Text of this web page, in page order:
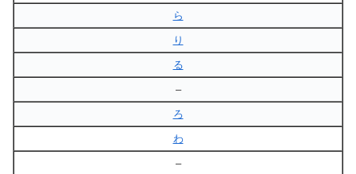
ら
り
る
–
ろ
わ
–